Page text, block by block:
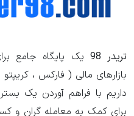
ترید لایو (ارائه بدون صدا)
فصل دوره مربیگری ۲۰۲۲
تریدر 98
یک پایگاه جامع
بازارهای مالی ( فارکس ،
داریم با فراهم آوردن یک
برای کمک به معامله گران و